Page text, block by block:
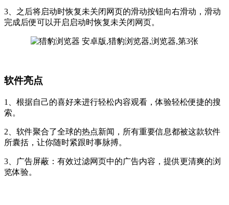
3、之后将启动时恢复未关闭网页的滑动按钮向右滑动，滑动
完成后便可以开启启动时恢复未关闭网页。
软件亮点
1、根据自己的喜好来进行轻松内容观看，体验轻松便捷的搜
索。
2、软件聚合了全球的热点新闻，所有重要信息都被这款软件
所囊括，让你随时紧跟时事脉搏。
3、广告屏蔽：有效过滤网页中的广告内容，提供更清爽的浏
览体验。